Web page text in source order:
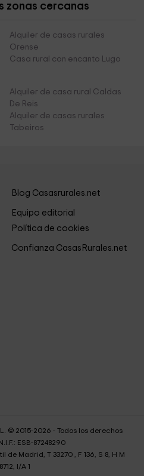
zonas cercanas
Alquiler de casas rurales
Orense
Casa rural con encanto Lugo
Alquiler de casa rural Caldas
De Reis
Alquiler de casas rurales
Tabeiros
Blog Casasrurales.net
Equipo editorial
Política de cookies
Confianza CasasRurales.net
© 2015-2026 - Todos los derechos
ESB-87248290
Madrid, T 33270 , F 136, S 8, H M
I/A 1